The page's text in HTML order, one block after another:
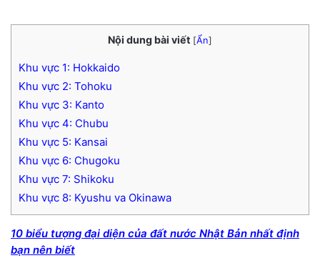
Nội dung bài viết [Ẩn]
Khu vực 1: Hokkaido
Khu vực 2: Tohoku
Khu vực 3: Kanto
Khu vực 4: Chubu
Khu vực 5: Kansai
Khu vực 6: Chugoku
Khu vực 7: Shikoku
Khu vực 8: Kyushu va Okinawa
10 biểu tượng đại diện của đất nước Nhật Bản nhất định
bạn nên biết